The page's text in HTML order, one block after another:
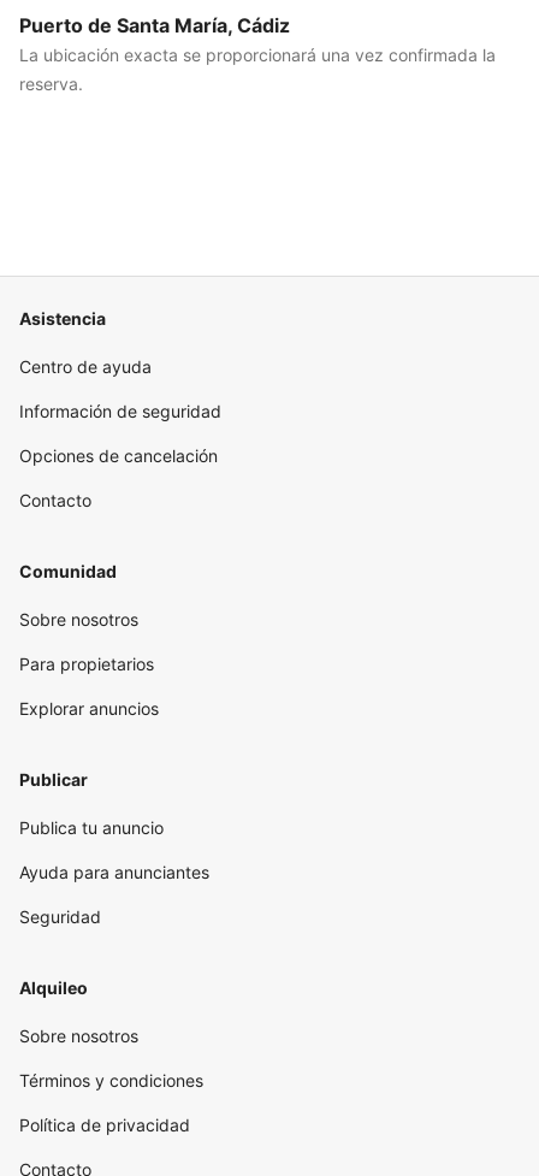
Puerto de Santa María, Cádiz
La ubicación exacta se proporcionará una vez confirmada la
reserva.
Asistencia
Centro de ayuda
Información de seguridad
Opciones de cancelación
Contacto
Comunidad
Sobre nosotros
Para propietarios
Explorar anuncios
Publicar
Publica tu anuncio
Ayuda para anunciantes
Seguridad
Alquileo
Sobre nosotros
Términos y condiciones
Política de privacidad
Contacto